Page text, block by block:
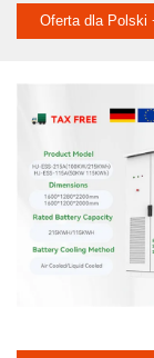
Oferta dla Polski